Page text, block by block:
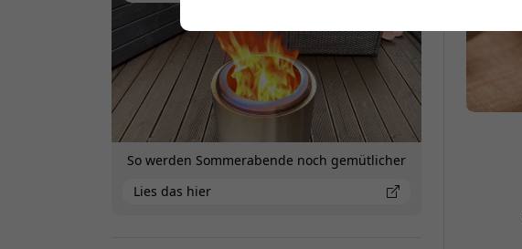
So werden Sommerabende noch gemütlicher
Lies das hier